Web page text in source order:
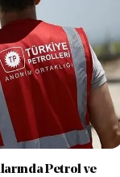
Petrol ve